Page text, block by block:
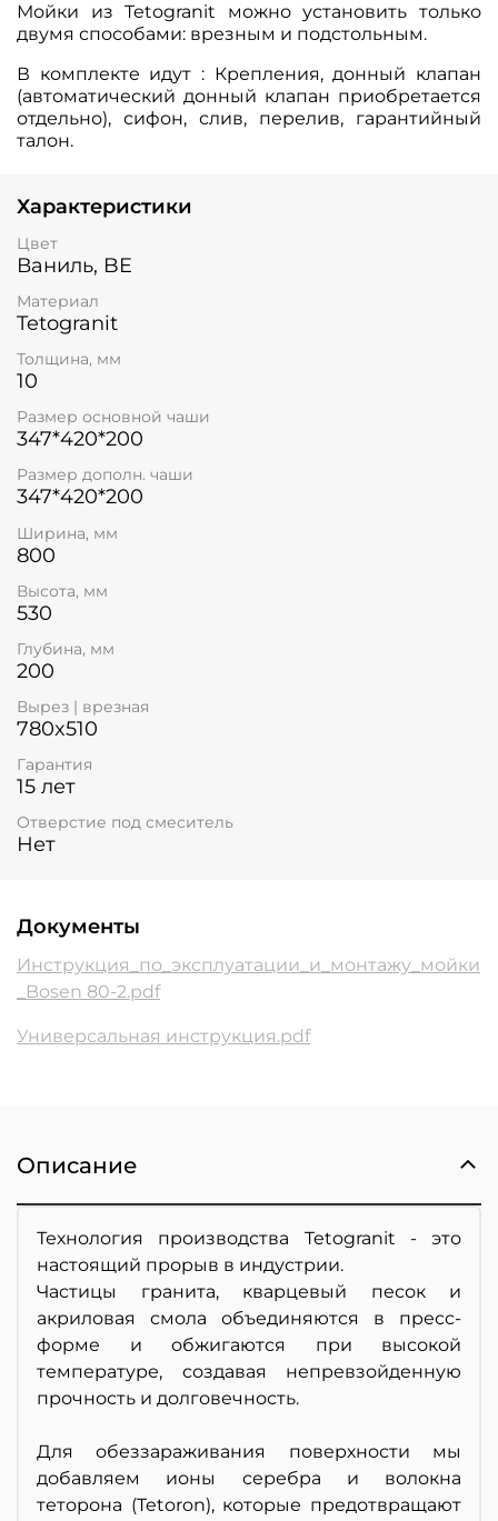
Мойки из Tetogranit можно установить только
двумя способами: врезным и подстольным.
В комплекте идут : Крепления, донный клапан
(автоматический донный клапан приобретается
отдельно), сифон, слив, перелив, гарантийный
талон.
Характеристики
Цвет
Ваниль, BE
Материал
Tetogranit
Толщина, мм
10
Размер основной чаши
347*420*200
Размер дополн. чаши
347*420*200
Ширина, мм
800
Высота, мм
530
Глубина, мм
200
Вырез | врезная
780x510
Гарантия
15 лет
Отверстие под смеситель
Нет
Документы
Инструкция_по_эксплуатации_и_монтажу_мойки
_Bosen 80-2.pdf
Универсальная инструкция.pdf
Описание
Технология производства Tetogranit - это
настоящий прорыв в индустрии.
Частицы гранита, кварцевый песок и
акриловая смола объединяются в пресс-
форме и обжигаются при высокой
температуре, создавая непревзойденную
прочность и долговечность.
Для обеззараживания поверхности мы
добавляем ионы серебра и волокна
теторона (Tetoron), которые предотвращают